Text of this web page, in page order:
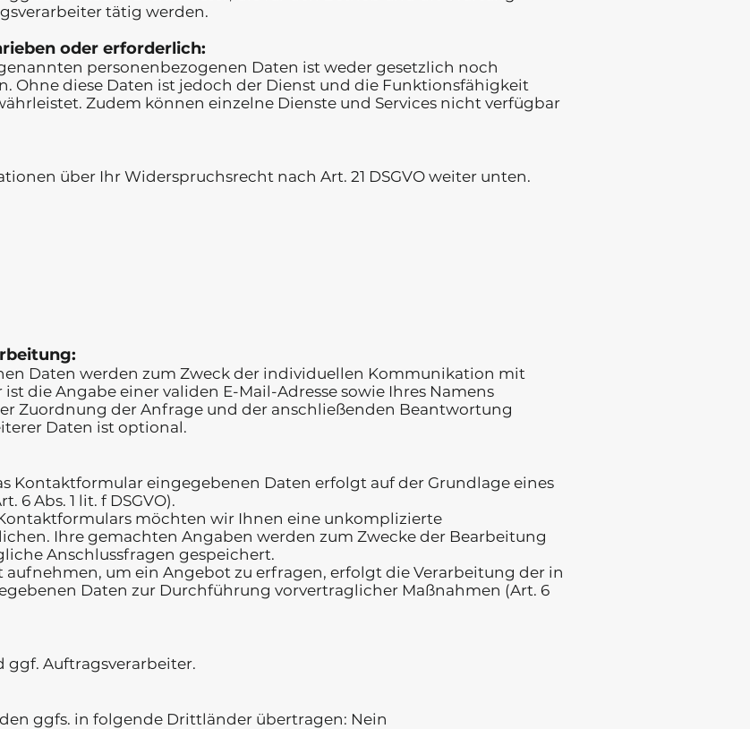
tätig werden.
oder erforderlich:
personenbezogenen Daten ist weder gesetzlich noch
Ohne diese Daten ist jedoch der Dienst und die Funktionsfähigkeit
Zudem können einzelne Dienste und Services nicht verfügbar
über Ihr Widerspruchsrecht nach Art. 21 DSGVO weiter unten.
Daten werden zum Zweck der individuellen Kommunikation mit
die Angabe einer validen E-Mail-Adresse sowie Ihres Namens
Zuordnung der Anfrage und der anschließenden Beantwortung
Daten ist optional.
Kontaktformular eingegebenen Daten erfolgt auf der Grundlage eines
6 Abs. 1 lit. f DSGVO).
möchten wir Ihnen eine unkomplizierte
Ihre gemachten Angaben werden zum Zwecke der Bearbeitung
Anschlussfragen gespeichert.
aufnehmen, um ein Angebot zu erfragen, erfolgt die Verarbeitung der in
Daten zur Durchführung vorvertraglicher Maßnahmen (Art. 6
ggf. Auftragsverarbeiter.
ggfs. in folgende Drittländer übertragen: Nein